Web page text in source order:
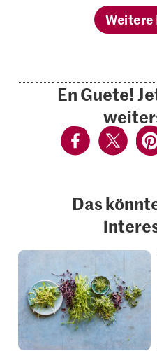
Weitere
En Guete!
Das